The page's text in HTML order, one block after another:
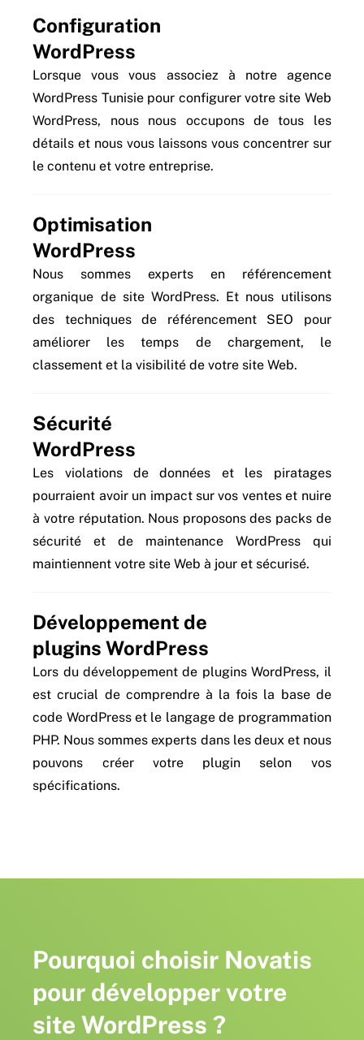
Configuration
WordPress
Lorsque vous vous associez à notre agence
WordPress Tunisie pour configurer votre site Web
WordPress, nous nous occupons de tous les
détails et nous vous laissons vous concentrer sur
le contenu et votre entreprise.
Optimisation
WordPress
Nous sommes experts en référencement
organique de site WordPress. Et nous utilisons
des techniques de référencement SEO pour
améliorer les temps de chargement, le
classement et la visibilité de votre site Web.
Sécurité
WordPress
Les violations de données et les piratages
pourraient avoir un impact sur vos ventes et nuire
à votre réputation. Nous proposons des packs de
sécurité et de maintenance WordPress qui
maintiennent votre site Web à jour et sécurisé.
Développement de
plugins WordPress
Lors du développement de plugins WordPress, il
est crucial de comprendre à la fois la base de
code WordPress et le langage de programmation
PHP. Nous sommes experts dans les deux et nous
pouvons créer votre plugin selon vos
spécifications.
Pourquoi choisir Novatis
pour développer votre
site WordPress ?